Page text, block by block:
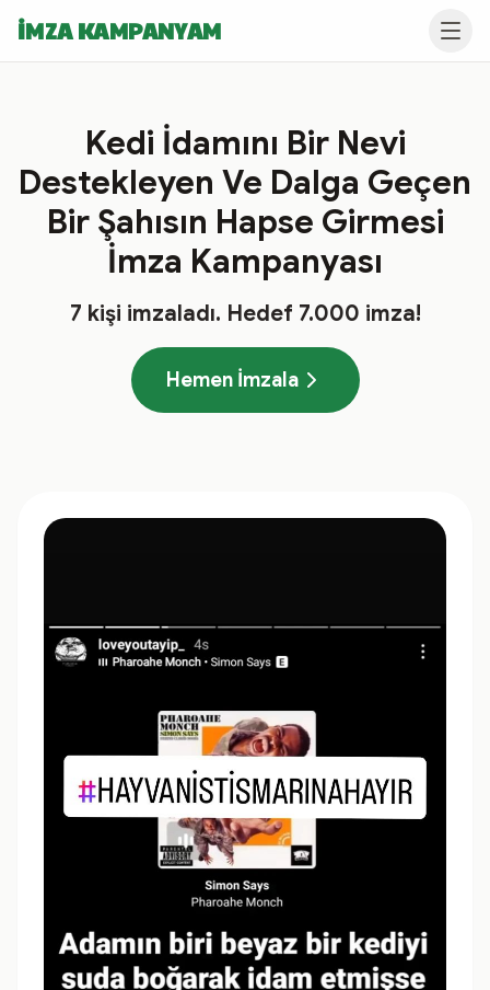
İMZA KAMPANYAM
Kedi İdamını Bir Nevi
Destekleyen Ve Dalga Geçen
Bir Şahısın Hapse Girmesi
İmza Kampanyası
7 kişi imzaladı. Hedef 7.000 imza!
Hemen İmzala